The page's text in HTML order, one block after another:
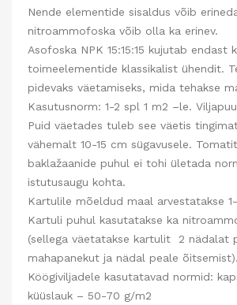
Nende elementide sisaldus võib
nitroammofoska võib olla ka erinev.
Asofoska NPK 15:15:15 kujutab endast
toimeelementide klassikalist ühendit.
pidevaks väetamiseks, mida tehakse
Kasutusnorm: 1-2 spl 1 m2 –le.
Puid väetades tuleb see väetis
vähemalt 10-15 cm sügavusele.
baklažaanide puhul ei tohi ületada
istutusaugu kohta.
Kartulile mõeldud maal arvestatakse
Kartuli puhul kasutatakse ka
(sellega väetatakse kartulit 2 nädalat
mahapanekut ja nädal peale õitsemist).
Köögiviljadele kasutatavad normid:
küüslauk – 50-70 g/m2